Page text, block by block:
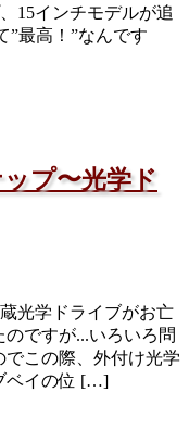
15インチモデルが追
”最高！”なんです
プ〜光学ド
光学ドライブがお亡
ですが...いろいろ問
この際、外付け光学
ベイの位 […]